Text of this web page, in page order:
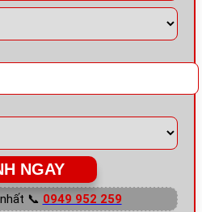
NGAY
📞 0949 952 259